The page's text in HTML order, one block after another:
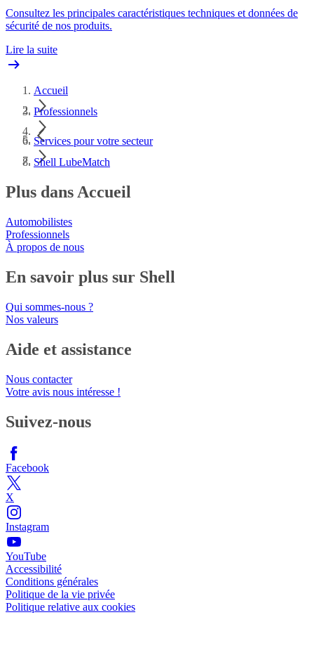
Consultez les principales caractéristiques techniques et données de
sécurité de nos produits.
Lire la suite
Accueil
Professionnels
Services pour votre secteur
Shell LubeMatch
Plus dans Accueil
Automobilistes
Professionnels
À propos de nous
En savoir plus sur Shell
Qui sommes-nous ?
Nos valeurs
Aide et assistance
Nous contacter
Votre avis nous intéresse !
Suivez-nous
Facebook
X
Instagram
YouTube
Accessibilité
Conditions générales
Politique de la vie privée
Politique relative aux cookies